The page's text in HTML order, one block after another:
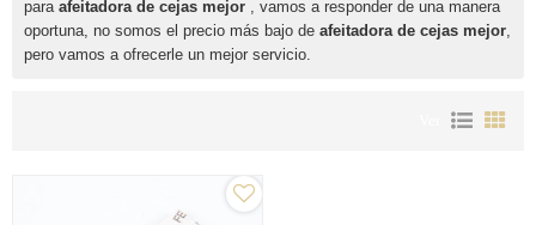
para afeitadora de cejas mejor , vamos a responder de una manera
oportuna, no somos el precio más bajo de afeitadora de cejas mejor,
pero vamos a ofrecerle un mejor servicio.